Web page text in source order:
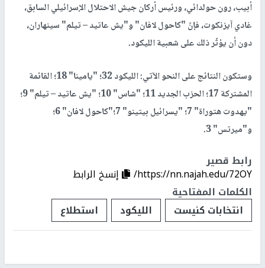
أبيب، رون حولدائي، ورئيس أركان جيش الاحتلال الإسرائيلي السابق،
غادي آيزنكوت، فإنّ "كاحول لافان" و"يش عاتيد – تيلم" سينهاران،
دون أن يؤثّر ذلك على شعبية الليكود.
وستكون النتائج على النحو الآتي: الليكود 32؛ "يامينا" 18؛ القائمة
المشتركة 17؛ الحزب الجديد 11؛ "شاس" 10؛ "يش عاتيد – تيلم" 9؛
"يهدوت هتوراة" 7؛ "يسرائيل بيتينو" 7؛"كاحول لافان" 6؛
و"ميرتس" 3.
رابط قصير
https://nn.najah.edu/72OY/
إنسخ الرابط
الكلمات المفتاحية
انتخابات كنيست
الليكود استطلاع